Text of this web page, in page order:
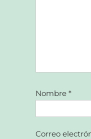
Nombre*
Correo